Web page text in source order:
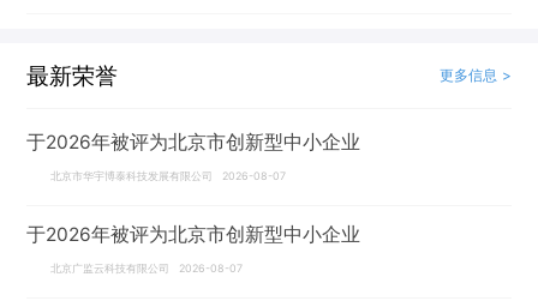
最新荣誉 更多信息 >
于2026年被评为北京市创新型中小企业
北京市华宇博泰科技发展有限公司 2026-08-07
于2026年被评为北京市创新型中小企业
北京广监云科技有限公司 2026-08-07